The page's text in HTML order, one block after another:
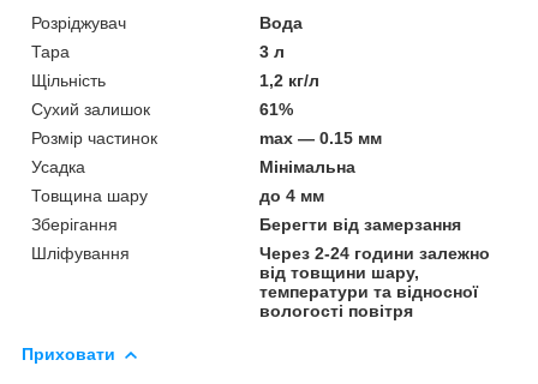
Розріджувач
Вода
Тара
3 л
Щільність
1,2 кг/л
Сухий залишок
61%
Розмір частинок
max — 0.15 мм
Усадка
Мінімальна
Товщина шару
до 4 мм
Зберігання
Берегти від замерзання
Шліфування
Через 2-24 години залежно
від товщини шару,
температури та відносної
вологості повітря
Приховати